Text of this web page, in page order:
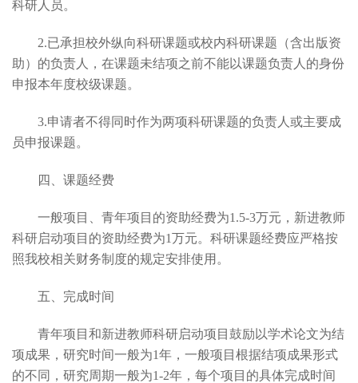
科研人员。
2.已承担校外纵向科研课题或校内科研课题（含出版资
助）的负责人，在课题未结项之前不能以课题负责人的身份
申报本年度校级课题。
3.申请者不得同时作为两项科研课题的负责人或主要成
员申报课题。
四、课题经费
一般项目、青年项目的资助经费为1.5-3万元，新进教师
科研启动项目的资助经费为1万元。科研课题经费应严格按
照我校相关财务制度的规定安排使用。
五、完成时间
青年项目和新进教师科研启动项目鼓励以学术论文为结
项成果，研究时间一般为1年，一般项目根据结项成果形式
的不同，研究周期一般为1-2年，每个项目的具体完成时间